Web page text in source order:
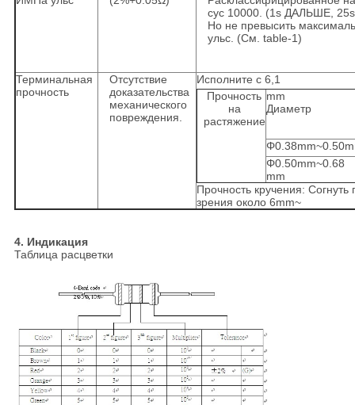
cyc 10000. (1s ДАЛЬШЕ,
Но не превысить
ульс. (См. table-1)
Терминальная
прочность
Отсутствие
доказательства
механического
повреждения.
Исполните с 6,1
Прочность
на
растяжение
mm
Диаметр
Φ0.50mm~0.68
mm
Прочность кручения:
зрения около 6mm~
4. Индикация
Таблица расцветки